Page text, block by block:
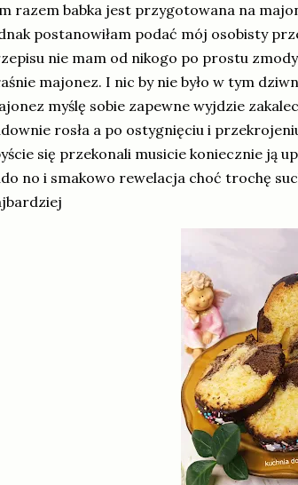
razem babka jest przygotowana na
postanowiłam podać mój osobisty
nie mam od nikogo po prostu
majonez. I nic by nie było w tym
myślę sobie zapewne wyjdzie
rosła a po ostygnięciu i
się przekonali musicie koniecznie ją
no i smakowo rewelacja choć trochę